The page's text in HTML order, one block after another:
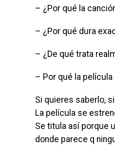
– ¿Por qué la
– ¿Por qué dura
– ¿De qué trata
– Por qué la
Si quieres saberlo,
La película se
Se titula así porque
donde parece q